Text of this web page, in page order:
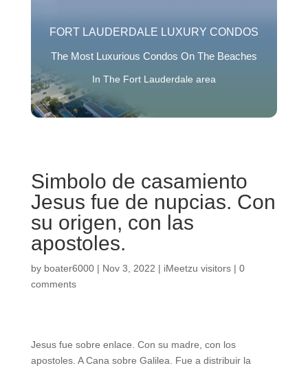
FORT LAUDERDALE LUXURY CONDOS
The Most Luxurious Condos On The Beaches
In The Fort Lauderdale area
Simbolo de casamiento
Jesus fue de nupcias. Con
su origen, con las
apostoles.
by boater6000| Nov 3, 2022 | iMeetzu visitors| 0
comments
Jesus fue sobre enlace. Con su madre, con los
apostoles. A Cana sobre Galilea. Fue a distribuir la